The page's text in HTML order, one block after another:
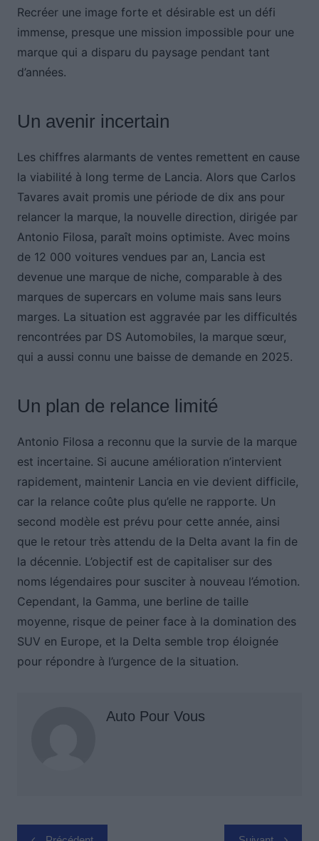
Recréer une image forte et désirable est un défi
immense, presque une mission impossible pour une
marque qui a disparu du paysage pendant tant
d’années.
Un avenir incertain
Les chiffres alarmants de ventes remettent en cause
la viabilité à long terme de Lancia. Alors que Carlos
Tavares avait promis une période de dix ans pour
relancer la marque, la nouvelle direction, dirigée par
Antonio Filosa, paraît moins optimiste. Avec moins
de 12 000 voitures vendues par an, Lancia est
devenue une marque de niche, comparable à des
marques de supercars en volume mais sans leurs
marges. La situation est aggravée par les difficultés
rencontrées par DS Automobiles, la marque sœur,
qui a aussi connu une baisse de demande en 2025.
Un plan de relance limité
Antonio Filosa a reconnu que la survie de la marque
est incertaine. Si aucune amélioration n’intervient
rapidement, maintenir Lancia en vie devient difficile,
car la relance coûte plus qu’elle ne rapporte. Un
second modèle est prévu pour cette année, ainsi
que le retour très attendu de la Delta avant la fin de
la décennie. L’objectif est de capitaliser sur des
noms légendaires pour susciter à nouveau l’émotion.
Cependant, la Gamma, une berline de taille
moyenne, risque de peiner face à la domination des
SUV en Europe, et la Delta semble trop éloignée
pour répondre à l’urgence de la situation.
Auto Pour Vous
Navigation